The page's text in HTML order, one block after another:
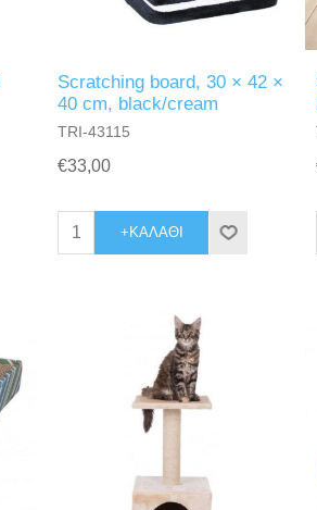
Scratching board, 30 × 42 ×
40 cm, black/cream
TRI-43115
€33,00
+ΚΑΛΆΘΙ